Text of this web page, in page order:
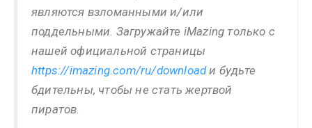
являются взломанными и/или
поддельными. Загружайте iMazing только с
нашей официальной страницы
https://imazing.com/ru/downloadи будьте
бдительны, чтобы не стать жертвой
пиратов.